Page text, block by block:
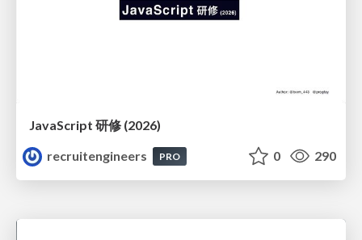
JavaScript 研修 (2026)
recruitengineers
PRO 0 290